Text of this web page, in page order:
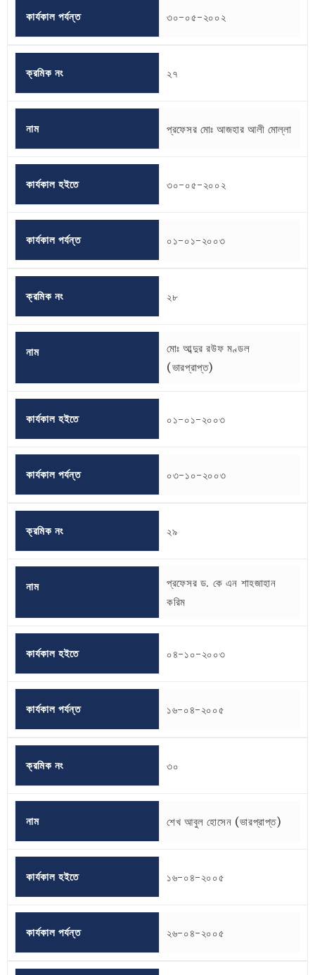
কার্যকাল পর্যন্ত ৩০-০৫-২০০২
ক্রমিক নং ২৭
নাম প্রফেসর মোঃ আজহার আলী মোল্লা
কার্যকাল হইতে ৩০-০৫-২০০২
কার্যকাল পর্যন্ত ০১-০১-২০০৩
ক্রমিক নং ২৮
নাম
মোঃ আব্দুর রউফ মণ্ডল
(ভারপ্রাপ্ত)
কার্যকাল হইতে ০১-০১-২০০৩
কার্যকাল পর্যন্ত ০৩-১০-২০০৩
ক্রমিক নং ২৯
নাম
প্রফেসর ড. কে এন শাহজাহান
করিম
কার্যকাল হইতে ০৪-১০-২০০৩
কার্যকাল পর্যন্ত ১৬-০৪-২০০৫
ক্রমিক নং ৩০
নাম শেখ আবুল হোসেন (ভারপ্রাপ্ত)
কার্যকাল হইতে ১৬-০৪-২০০৫
কার্যকাল পর্যন্ত ২৬-০৪-২০০৫